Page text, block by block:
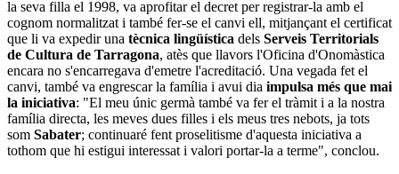
la seva filla el 1998, va aprofitar el decret per registrar-la amb el
cognom normalitzat i també fer-se el canvi ell, mitjançant el certificat
que li va expedir una tècnica lingüística dels Serveis Territorials
de Cultura de Tarragona, atès que llavors l'Oficina d'Onomàstica
encara no s'encarregava d'emetre l'acreditació. Una vegada fet el
canvi, també va engrescar la família i avui dia impulsa més que mai
la iniciativa: "El meu únic germà també va fer el tràmit i a la nostra
família directa, les meves dues filles i els meus tres nebots, ja tots
som Sabater; continuaré fent proselitisme d'aquesta iniciativa a
tothom que hi estigui interessat i valori portar-la a terme", conclou.